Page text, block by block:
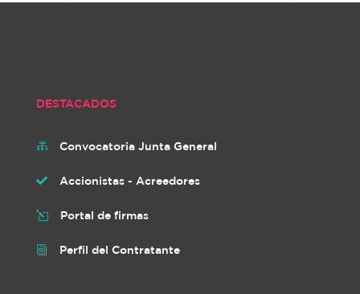
DESTACADOS
 Convocatoria Junta General
 Accionistas - Acreedores
l Portal de firmas
i Perfil del Contratante